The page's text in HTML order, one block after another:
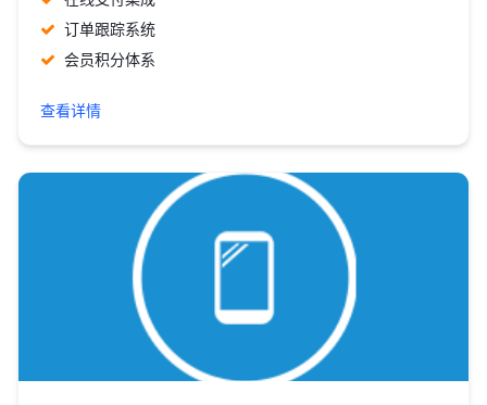
订单跟踪系统
会员积分体系
查看详情